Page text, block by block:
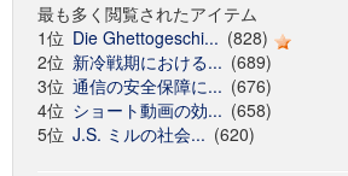
最も多く閲覧されたアイテム
1位 Die Ghettogeschi... (828)
2位 新冷戦期における... (689)
3位 通信の安全保障に... (676)
4位 ショート動画の効... (658)
5位 J.S. ミルの社会... (620)